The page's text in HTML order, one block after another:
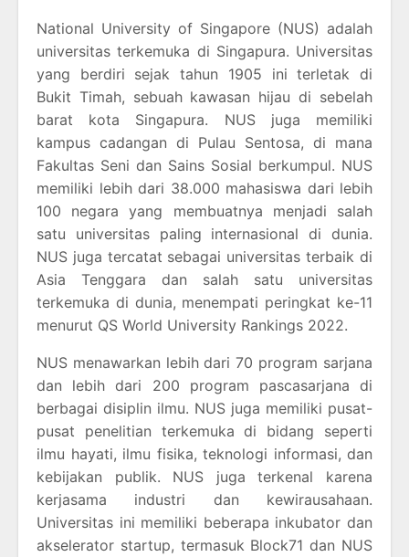
National University of Singapore (NUS) adalah
universitas terkemuka di Singapura. Universitas
yang berdiri sejak tahun 1905 ini terletak di
Bukit Timah, sebuah kawasan hijau di sebelah
barat kota Singapura. NUS juga memiliki
kampus cadangan di Pulau Sentosa, di mana
Fakultas Seni dan Sains Sosial berkumpul. NUS
memiliki lebih dari 38.000 mahasiswa dari lebih
100 negara yang membuatnya menjadi salah
satu universitas paling internasional di dunia.
NUS juga tercatat sebagai universitas terbaik di
Asia Tenggara dan salah satu universitas
terkemuka di dunia, menempati peringkat ke-11
menurut QS World University Rankings 2022.
NUS menawarkan lebih dari 70 program sarjana
dan lebih dari 200 program pascasarjana di
berbagai disiplin ilmu. NUS juga memiliki pusat-
pusat penelitian terkemuka di bidang seperti
ilmu hayati, ilmu fisika, teknologi informasi, dan
kebijakan publik. NUS juga terkenal karena
kerjasama industri dan kewirausahaan.
Universitas ini memiliki beberapa inkubator dan
akselerator startup, termasuk Block71 dan NUS